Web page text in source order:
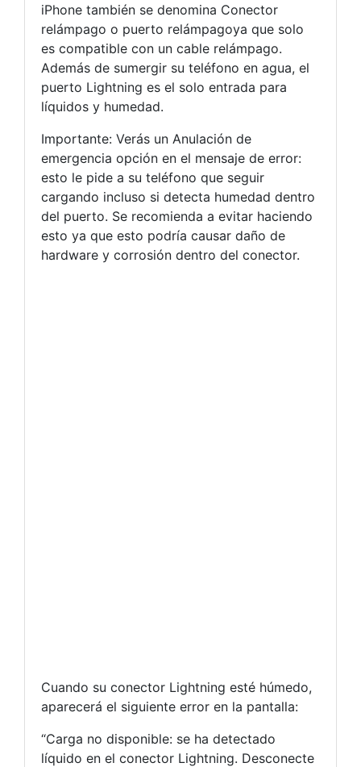
iPhone también se denomina Conector
relámpago o puerto relámpagoya que solo
es compatible con un cable relámpago.
Además de sumergir su teléfono en agua, el
puerto Lightning es el solo entrada para
líquidos y humedad.
Importante: Verás un Anulación de
emergencia opción en el mensaje de error:
esto le pide a su teléfono que seguir
cargando incluso si detecta humedad dentro
del puerto. Se recomienda a evitar haciendo
esto ya que esto podría causar daño de
hardware y corrosión dentro del conector.
Cuando su conector Lightning esté húmedo,
aparecerá el siguiente error en la pantalla:
“Carga no disponible: se ha detectado
líquido en el conector Lightning. Desconecte